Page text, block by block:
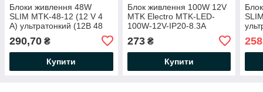
Блоки живлення 48W
SLIM MTK-48-12 (12 V 4
А) ультратонкий (12В 48
Вт 4 А) для світлодіодних
стртом
290,70 ₴
Купити
Блок живлення 100W 12V
MTK Electro MTK-LED-
100W-12V-IP20-8.3A
маленький 139х50х23мм
(100Вт 12В 8.3А) для
світлодіодної LED стрічки
273₴
Купити
для